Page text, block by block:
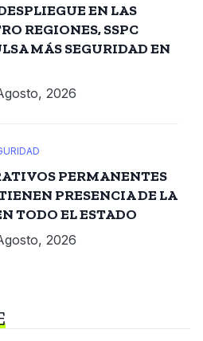
EN LAS
REGIONES, SSPC
MÁS SEGURIDAD EN
2026
PERMANENTES
PRESENCIA DE LA
TODO EL ESTADO
2026